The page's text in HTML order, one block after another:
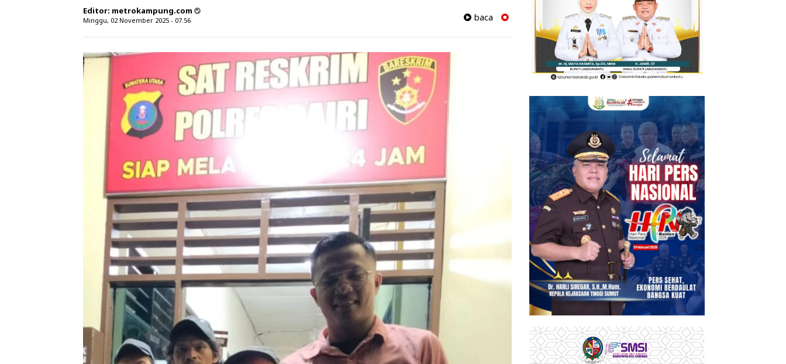
Editor: metrokampung.com
Minggu, 02 November 2025 - 07.56 baca